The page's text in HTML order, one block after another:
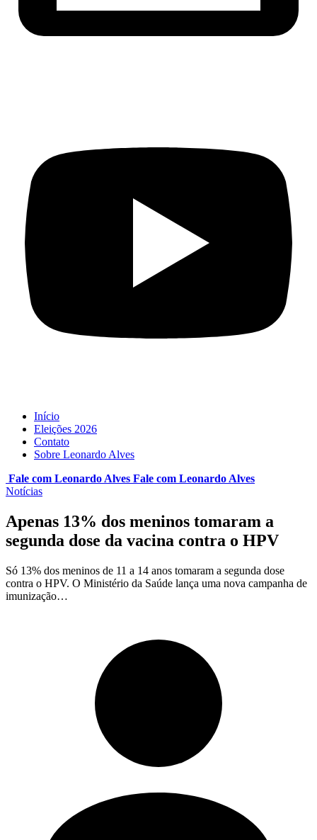
Início
Eleições 2026
Contato
Sobre Leonardo Alves
Fale com Leonardo Alves Fale com Leonardo Alves
Notícias
Apenas 13% dos meninos tomaram a
segunda dose da vacina contra o HPV
Só 13% dos meninos de 11 a 14 anos tomaram a segunda dose
contra o HPV. O Ministério da Saúde lança uma nova campanha de
imunização…